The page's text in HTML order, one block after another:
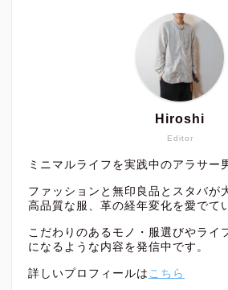
Editor
Hiroshi
ミニマルライフを実践中のアラサー
ファッションと無印良品とスタバが
高品質な服、革の経年変化を愛でて
こだわりのあるモノ・服選びやライ
になるような内容を発信中です。
詳しいプロフィールは こちら